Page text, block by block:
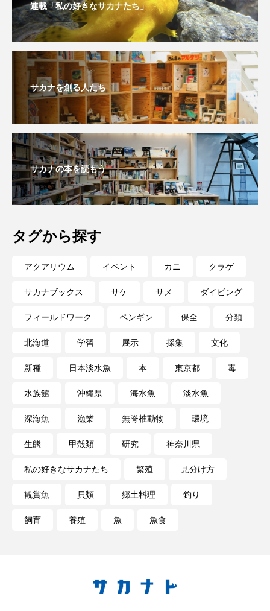
在来生物 地域名 城崎マリンワールド
夏 外来生物 外来種 外来魚
大分県 天然記念物 奈良県
宍道湖自然館ゴビウス 宮古島 寄生
寄生虫 対馬 寿司 小樽
屈斜路湖 岩手県 市場
市立しものせき水族館・海響館 干支 干潟
新海生物 新潟市
旅行 日本固有種 書籍
未利用魚 未来館 東京湾 栄養
桂浜水族館 梅雨 棘皮動物
河川 沼津港深海水族館
連載「私の好きなサカナたち」
サカナを創る人たち
サカナの本を読もう
タグから探す
アクアリウム イベント カニ クラゲ
サカナブックス サケ サメ ダイビング
フィールドワーク ペンギン 保全 分類
北海道 学習 展示 採集 文化
新種 日本淡水魚 本 東京都 毒
水族館 沖縄県 海水魚 淡水魚
深海魚 漁業 無脊椎動物 環境
生態 甲殻類 研究 神奈川県
私の好きなサカナたち 繁殖 見分け方
観賞魚 貝類 郷土料理 釣り
飼育 養殖 魚 魚食